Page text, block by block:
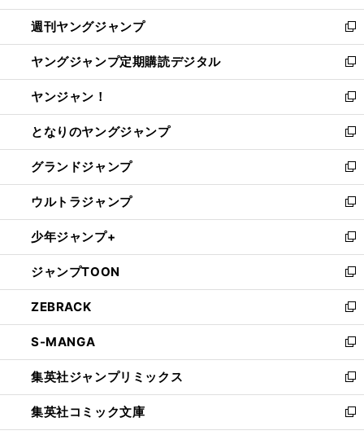
開
く
ウ
で
開
く
ン
ド
ウ
で
開
く
ウ
ィ
ン
ド
ウ
で
開
く
週刊ヤングジャンプ
新
し
い
ウ
ィ
ン
ド
ウ
で
開
く
ヤングジャンプ定期購読デジタル
新
し
い
ウ
ィ
ン
ド
ウ
で
開
く
ヤンジャン！
新
し
い
ウ
ィ
ン
ド
ウ
で
開
く
となりのヤングジャンプ
新
し
い
ウ
ィ
ン
ド
ウ
で
開
く
グランドジャンプ
新
し
い
ウ
ィ
ン
ド
ウ
で
開
く
ウルトラジャンプ
新
し
い
ウ
ィ
ン
ド
ウ
で
開
く
少年ジャンプ+
新
し
い
ウ
ィ
ン
ド
ウ
で
開
く
ジャンプTOON
新
し
い
ウ
ィ
ン
ド
ウ
で
開
ZEBRACK
新
し
い
ウ
ィ
ン
ド
ウ
S-MANGA
新
し
い
ウ
ィ
ン
集英社ジャンプリミックス
新
し
い
ウ
集英社コミック文庫
新